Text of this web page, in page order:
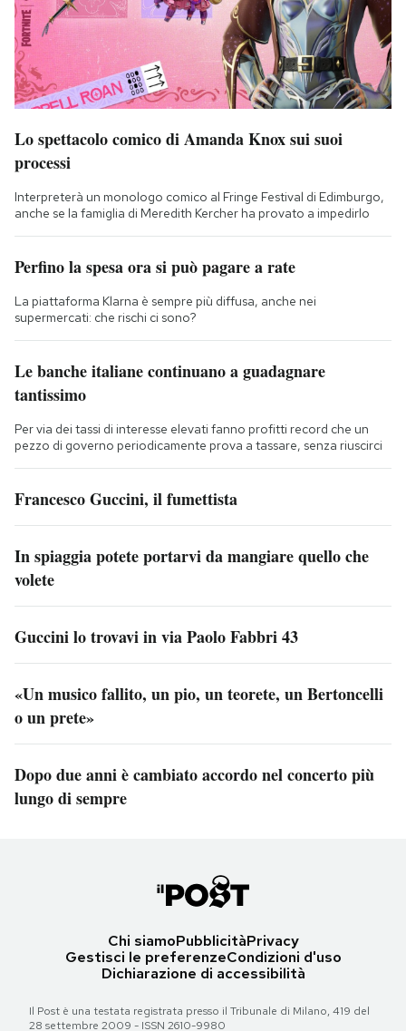
Lo spettacolo comico di Amanda Knox sui suoi
processi
Interpreterà un monologo comico al Fringe Festival di Edimburgo,
anche se la famiglia di Meredith Kercher ha provato a impedirlo
Perfino la spesa ora si può pagare a rate
La piattaforma Klarna è sempre più diffusa, anche nei
supermercati: che rischi ci sono?
Le banche italiane continuano a guadagnare
tantissimo
Per via dei tassi di interesse elevati fanno profitti record che un
pezzo di governo periodicamente prova a tassare, senza riuscirci
Francesco Guccini, il fumettista
In spiaggia potete portarvi da mangiare quello che
volete
Guccini lo trovavi in via Paolo Fabbri 43
«Un musico fallito, un pio, un teorete, un Bertoncelli
o un prete»
Dopo due anni è cambiato accordo nel concerto più
lungo di sempre
Chi siamoPubblicitàPrivacy
Gestisci le preferenzeCondizioni d'uso
Dichiarazione di accessibilità
Il Post è una testata registrata presso il Tribunale di Milano, 419 del
28 settembre 2009 - ISSN 2610-9980